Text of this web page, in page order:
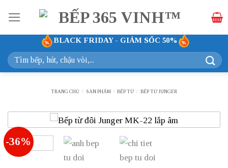
qua
nội
dung
BLACK FRIDAY - GIẢM SỐC 50%
Tìm
kiếm:
TRANG CHỦ / SẢN PHẨM / BẾP TỪ / BẾP TỪ JUNGER
-36%